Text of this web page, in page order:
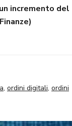
incremento del
, ordini digitali, ordini